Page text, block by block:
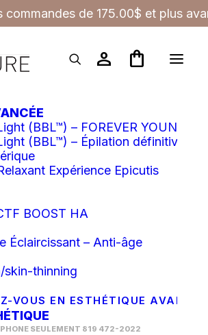
commandes de 175.00$ et plus
person shopping_bag
(BBL™) – FOREVER YOUNG
(BBL™) – Épilation définitive
Expérience Epicutis
BOOST HA
Éclaircissant – Anti-âge
skin-thinning
VOUS EN ESTHÉTIQUE AVANCÉ
SEULEMENT 819 472-2022